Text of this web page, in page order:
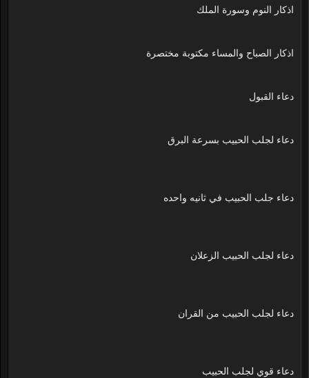
اذكار النوم وسورة الملك
اذكار الصباح والمساء مكتوبة مختصرة
دعاء القبول
دعاء لجلب الحبيب بسرعة البرق
دعاء جلب الحبيب في ثانيه واحده
دعاء لجلب الحبيب الزعلان
دعاء لجلب الحبيب من القران
دعاء قوي لجلب الحبيب